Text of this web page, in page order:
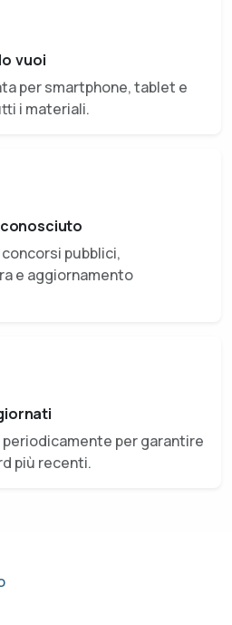
vuoi
per smartphone, tablet e
i materiali.
pubblici,
e aggiornamento
per garantire
più recenti.